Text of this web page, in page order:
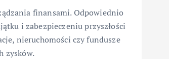
finansami. Odpowiednio
i zabezpieczeniu przyszłości
nieruchomości czy fundusze
zysków.